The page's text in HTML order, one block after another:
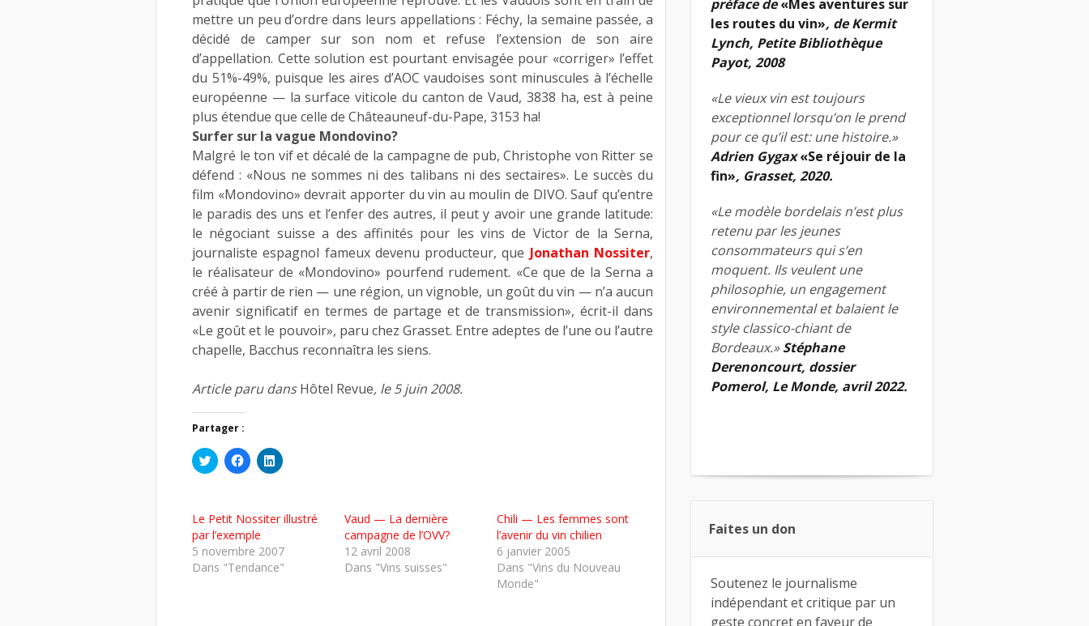
mettre un peu d’ordre dans leurs appellations : Féchy, la semaine passée, a
décidé de camper sur son nom et refuse l’extension de son aire
d’appellation. Cette solution est pourtant envisagée pour «corriger» l’effet
du 51%-49%, puisque les aires d’AOC vaudoises sont minuscules à l’échelle
européenne — la surface viticole du canton de Vaud, 3838 ha, est à peine
plus étendue que celle de Châteauneuf-du-Pape, 3153 ha!
Surfer sur la vague Mondovino?
Malgré le ton vif et décalé de la campagne de pub, Christophe von Ritter se
défend : «Nous ne sommes ni des talibans ni des sectaires». Le succès du
film «Mondovino» devrait apporter du vin au moulin de DIVO. Sauf qu’entre
le paradis des uns et l’enfer des autres, il peut y avoir une grande latitude:
le négociant suisse a des affinités pour les vins de Victor de la Serna,
journaliste espagnol fameux devenu producteur, que Jonathan Nossiter,
le réalisateur de «Mondovino» pourfend rudement. «Ce que de la Serna a
créé à partir de rien — une région, un vignoble, un goût du vin — n’a aucun
avenir significatif en termes de partage et de transmission», écrit-il dans
«Le goût et le pouvoir», paru chez Grasset. Entre adeptes de l’une ou l’autre
chapelle, Bacchus reconnaîtra les siens.
Article paru dansHôtel Revue, le 5 juin 2008.
Partager :
Cliquez
pour
une
nouvelle
fenêtre)
Cliquez
pour
une
nouvelle
fenêtre)
Cliquez
pour
dans
une
Le Petit Nossiter illustré
par l’exemple
5 novembre 2007
Dans "Tendance"
Vaud — La dernière
campagne de l’OVV?
12 avril 2008
Dans "Vins suisses"
Chili — Les femmes sont
l’avenir du vin chilien
6 janvier 2005
Dans "Vins du Nouveau
Monde"
préface de«Mes aventures sur
les routes du vin», de Kermit
Lynch, Petite Bibliothèque
Payot, 2008
«Le vieux vin est toujours
exceptionnel lorsqu’on le prend
pour ce qu’il est: une histoire.»
Adrien Gygax«Se réjouir de la
fin», Grasset, 2020.
«Le modèle bordelais n’est plus
retenu par les jeunes
consommateurs qui s’en
moquent. Ils veulent une
philosophie, un engagement
environnemental et balaient le
style classico-chiant de
Bordeaux.»Stéphane
Derenoncourt, dossier
Pomerol, Le Monde, avril 2022.
Faites un don
Soutenez le journalisme
indépendant et critique par un
geste concret en faveur de